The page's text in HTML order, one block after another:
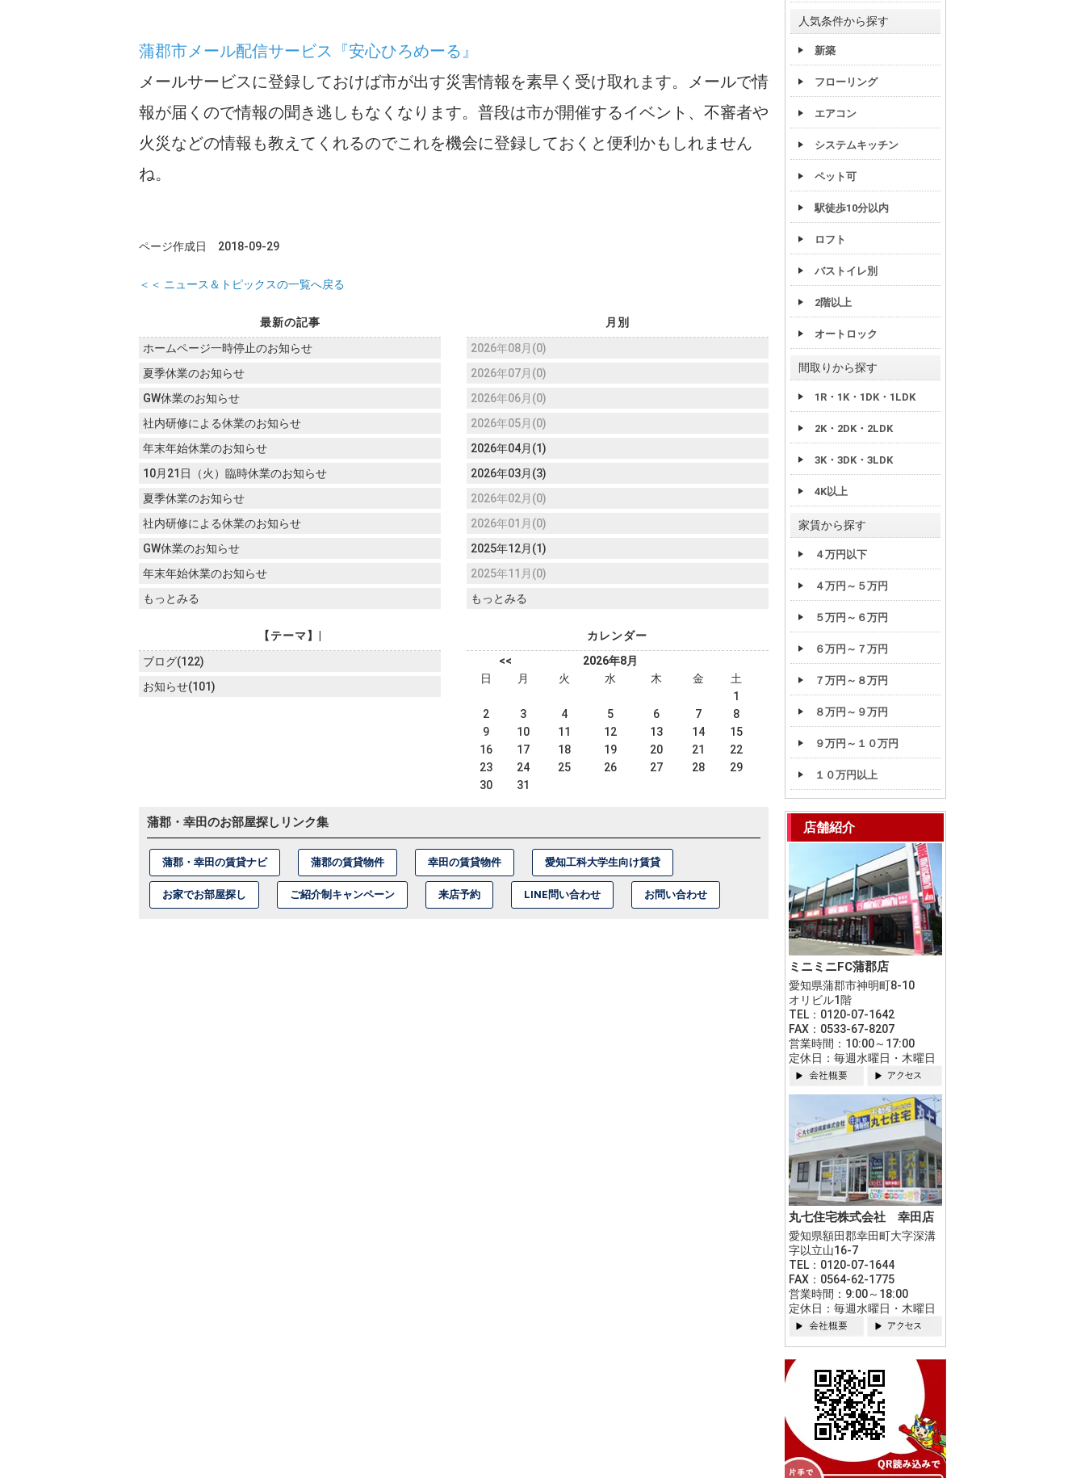
蒲郡市メール配信サービス『安心ひろめーる』
メールサービスに登録しておけば市が出す災害情報を素早く受け取れます。メールで情
報が届くので情報の聞き逃しもなくなります。普段は市が開催するイベント、不審者や
火災などの情報も教えてくれるのでこれを機会に登録しておくと便利かもしれません
ね。
ページ作成日 2018-09-29
＜＜ ニュース＆トピックスの一覧へ戻る
最新の記事
ホームページ一時停止のお知らせ
夏季休業のお知らせ
GW休業のお知らせ
社内研修による休業のお知らせ
年末年始休業のお知らせ
10月21日（火）臨時休業のお知らせ
夏季休業のお知らせ
社内研修による休業のお知らせ
GW休業のお知らせ
年末年始休業のお知らせ
もっとみる
月別
2026年08月(0)
2026年07月(0)
2026年06月(0)
2026年05月(0)
2026年04月(1)
2026年03月(3)
2026年02月(0)
2026年01月(0)
2025年12月(1)
2025年11月(0)
もっとみる
【テーマ】|
ブログ(122)
お知らせ(101)
カレンダー
<<
2026年8月
日
月 火 水 木 金
土
1
2
3 4 5 6 7
8
9
10 11 12 13 14
15
16
17 18 19 20 21
22
23
24 25 26 27 28
29
30
31
蒲郡・幸田のお部屋探しリンク集
蒲郡・幸田の賃貸ナビ 蒲郡の賃貸物件 幸田の賃貸物件 愛知工科大学生向け賃貸
お家でお部屋探し ご紹介制キャンペーン 来店予約 LINE問い合わせ お問い合わせ
人気条件から探す
新築
フローリング
エアコン
システムキッチン
ペット可
駅徒歩10分以内
ロフト
バストイレ別
2階以上
オートロック
間取りから探す
1R・1K・1DK・1LDK
2K・2DK・2LDK
3K・3DK・3LDK
4K以上
家賃から探す
４万円以下
４万円～５万円
５万円～６万円
６万円～７万円
７万円～８万円
８万円～９万円
９万円～１０万円
１０万円以上
店舗紹介
ミニミニFC蒲郡店
愛知県蒲郡市神明町8-10
オリビル1階
TEL：0120-07-1642
FAX：0533-67-8207
営業時間：10:00～17:00
定休日：毎週水曜日・木曜日
丸七住宅株式会社 幸田店
愛知県額田郡幸田町大字深溝
字以立山16-7
TEL：0120-07-1644
FAX：0564-62-1775
営業時間：9:00～18:00
定休日：毎週水曜日・木曜日